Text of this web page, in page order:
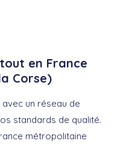
en France
Corse)
un réseau de
standards de qualité.
métropolitaine